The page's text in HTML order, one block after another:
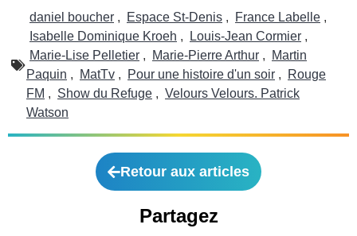
daniel boucher , Espace St-Denis , France Labelle ,
Isabelle Dominique Kroeh , Louis-Jean Cormier ,
Marie-Lise Pelletier , Marie-Pierre Arthur ,
Martin
Paquin , MatTv , Pour une histoire d'un soir ,
Rouge
FM , Show du Refuge , Velours Velours. Patrick
Watson
Retour aux articles
Partagez